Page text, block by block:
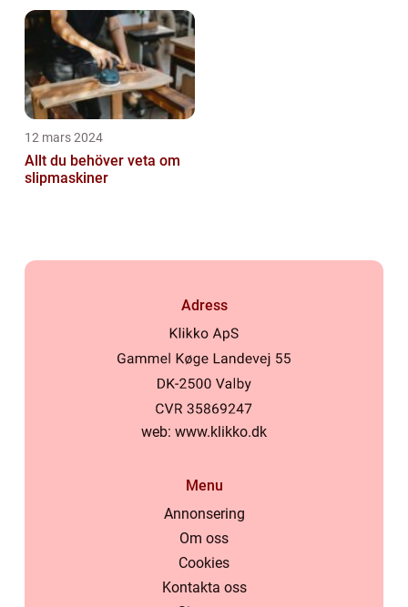
12 mars 2024
Allt du behöver veta om
slipmaskiner
Adress
web: www.klikko.dk
Menu
Annonsering
Om oss
Cookies
Kontakta oss